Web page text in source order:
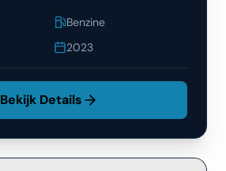
Benzine
2023
Bekijk Details